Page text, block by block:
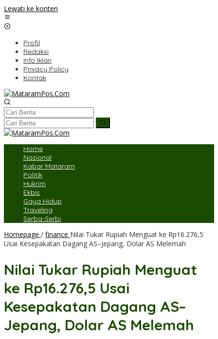
Lewati ke konten
Profil
Redaksi
Info Iklan
Privacy Policy
Kontak
Home
Nasional
Kabar Mataram
Politik
Hukrim
Ekbis
Gaya Hidup
Traveling
Serba-Serbi
Homepage / finance Nilai Tukar Rupiah Menguat ke Rp16.276,5
Usai Kesepakatan Dagang AS–Jepang, Dolar AS Melemah
Nilai Tukar Rupiah Menguat
ke Rp16.276,5 Usai
Kesepakatan Dagang AS–
Jepang, Dolar AS Melemah